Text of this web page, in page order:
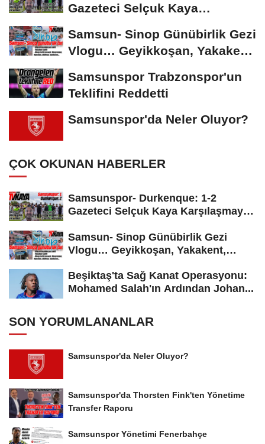
Gazeteci Selçuk Kaya
Samsun- Sinop Günübirlik Gezi
Vlogu… Geyikkoşan, Yakakent,
Samsunspor Trabzonspor'un
Teklifini Reddetti
Samsunspor'da Neler Oluyor?
ÇOK OKUNAN HABERLER
Samsunspor- Durkenque: 1-2
Gazeteci Selçuk Kaya Karşılaşmayı
Samsun- Sinop Günübirlik Gezi
Vlogu… Geyikkoşan, Yakakent,
Beşiktaş'ta Sağ Kanat Operasyonu:
Mohamed Salah'ın Ardından Johan...
SON YORUMLANANLAR
Samsunspor'da Neler Oluyor?
Samsunspor'da Thorsten Fink'ten Yönetime
Transfer Raporu
Samsunspor Yönetimi Fenerbahçe